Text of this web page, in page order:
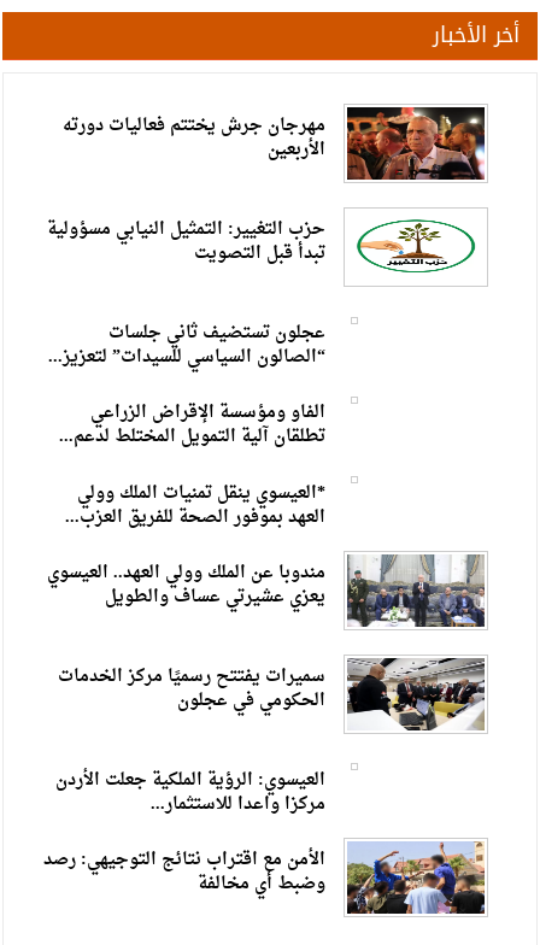
أخر الأخبار
مهرجان جرش يختتم فعاليات دورته
الأربعين
حزب التغيير: التمثيل النيابي مسؤولية
تبدأ قبل التصويت
عجلون تستضيف ثاني جلسات
“الصالون السياسي للسيدات” لتعزيز...
الفاو ومؤسسة الإقراض الزراعي
تطلقان آلية التمويل المختلط لدعم...
*العيسوي ينقل تمنيات الملك وولي
العهد بموفور الصحة للفريق العزب...
مندوبا عن الملك وولي العهد.. العيسوي
يعزي عشيرتي عساف والطويل
سميرات يفتتح رسميًا مركز الخدمات
الحكومي في عجلون
العيسوي: الرؤية الملكية جعلت الأردن
مركزا واعدا للاستثمار...
الأمن مع اقتراب نتائج التوجيهي: رصد
وضبط أي مخالفة